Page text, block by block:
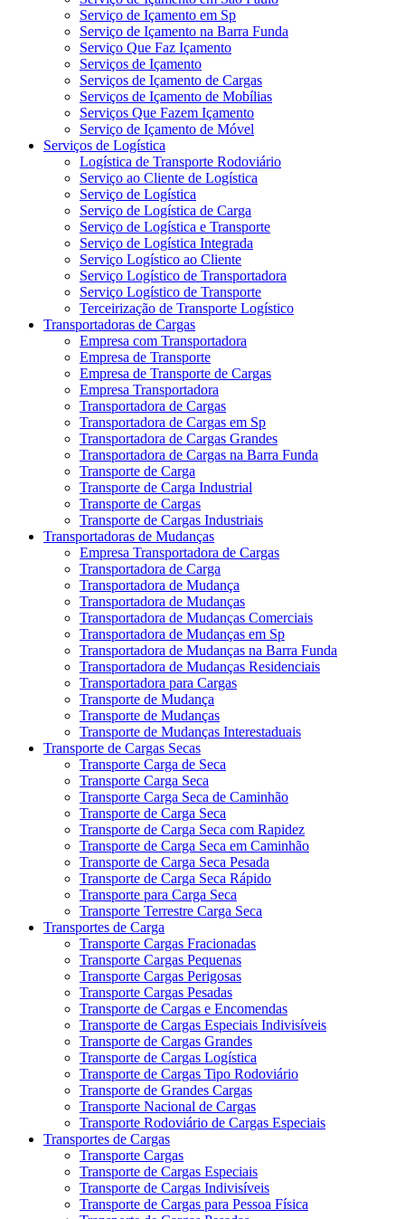
Serviço de Içamento em Sp
Serviço de Içamento na Barra Funda
Serviço Que Faz Içamento
Serviços de Içamento
Serviços de Içamento de Cargas
Serviços de Içamento de Mobílias
Serviços Que Fazem Içamento
Serviço de Içamento de Móvel
Serviços de Logística
Logística de Transporte Rodoviário
Serviço ao Cliente de Logística
Serviço de Logística
Serviço de Logística de Carga
Serviço de Logística e Transporte
Serviço de Logística Integrada
Serviço Logístico ao Cliente
Serviço Logístico de Transportadora
Serviço Logístico de Transporte
Terceirização de Transporte Logístico
Transportadoras de Cargas
Empresa com Transportadora
Empresa de Transporte
Empresa de Transporte de Cargas
Empresa Transportadora
Transportadora de Cargas
Transportadora de Cargas em Sp
Transportadora de Cargas Grandes
Transportadora de Cargas na Barra Funda
Transporte de Carga
Transporte de Carga Industrial
Transporte de Cargas
Transporte de Cargas Industriais
Transportadoras de Mudanças
Empresa Transportadora de Cargas
Transportadora de Carga
Transportadora de Mudança
Transportadora de Mudanças
Transportadora de Mudanças Comerciais
Transportadora de Mudanças em Sp
Transportadora de Mudanças na Barra Funda
Transportadora de Mudanças Residenciais
Transportadora para Cargas
Transporte de Mudança
Transporte de Mudanças
Transporte de Mudanças Interestaduais
Transporte de Cargas Secas
Transporte Carga de Seca
Transporte Carga Seca
Transporte Carga Seca de Caminhão
Transporte de Carga Seca
Transporte de Carga Seca com Rapidez
Transporte de Carga Seca em Caminhão
Transporte de Carga Seca Pesada
Transporte de Carga Seca Rápido
Transporte para Carga Seca
Transporte Terrestre Carga Seca
Transportes de Carga
Transporte Cargas Fracionadas
Transporte Cargas Pequenas
Transporte Cargas Perigosas
Transporte Cargas Pesadas
Transporte de Cargas e Encomendas
Transporte de Cargas Especiais Indivisíveis
Transporte de Cargas Grandes
Transporte de Cargas Logística
Transporte de Cargas Tipo Rodoviário
Transporte de Grandes Cargas
Transporte Nacional de Cargas
Transporte Rodoviário de Cargas Especiais
Transportes de Cargas
Transporte Cargas
Transporte de Cargas Especiais
Transporte de Cargas Indivisíveis
Transporte de Cargas para Pessoa Física